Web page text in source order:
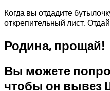
Когда вы отдадите
открепительный лист.
Родина, прощай!
Вы можете
чтобы он вывез